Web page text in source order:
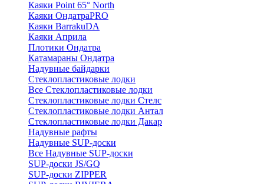
Каяки Point 65° North
Каяки ОндатраPRO
Каяки BarrakuDA
Каяки Априла
Плотики Ондатра
Катамараны Ондатра
Надувные байдарки
Стеклопластиковые лодки
Все Стеклопластиковые лодки
Стеклопластиковые лодки Стелс
Стеклопластиковые лодки Антал
Стеклопластиковые лодки Дакар
Надувные рафты
Надувные SUP-доски
Все Надувные SUP-доски
SUP-доски JS/GQ
SUP-доски ZIPPER